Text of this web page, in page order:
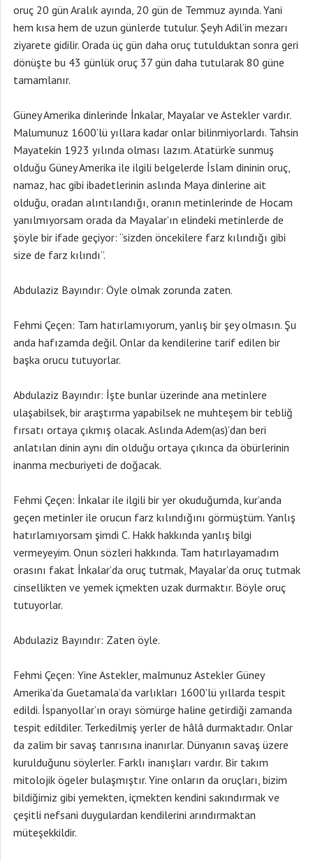
oruç 20 gün Aralık ayında, 20 gün de Temmuz ayında. Yani
hem kısa hem de uzun günlerde tutulur. Şeyh Adil’in mezarı
ziyarete gidilir. Orada üç gün daha oruç tutulduktan sonra geri
dönüşte bu 43 günlük oruç 37 gün daha tutularak 80 güne
tamamlanır.
Güney Amerika dinlerinde İnkalar, Mayalar ve Astekler vardır.
Malumunuz 1600’lü yıllara kadar onlar bilinmiyorlardı. Tahsin
Mayatekin 1923 yılında olması lazım. Atatürk’e sunmuş
olduğu Güney Amerika ile ilgili belgelerde İslam dininin oruç,
namaz, hac gibi ibadetlerinin aslında Maya dinlerine ait
olduğu, oradan alıntılandığı, oranın metinlerinde de Hocam
yanılmıyorsam orada da Mayalar’ın elindeki metinlerde de
şöyle bir ifade geçiyor: “sizden öncekilere farz kılındığı gibi
size de farz kılındı”.
Abdulaziz Bayındır: Öyle olmak zorunda zaten.
Fehmi Çeçen: Tam hatırlamıyorum, yanlış bir şey olmasın. Şu
anda hafızamda değil. Onlar da kendilerine tarif edilen bir
başka orucu tutuyorlar.
Abdulaziz Bayındır: İşte bunlar üzerinde ana metinlere
ulaşabilsek, bir araştırma yapabilsek ne muhteşem bir tebliğ
fırsatı ortaya çıkmış olacak. Aslında Adem(as)’dan beri
anlatılan dinin aynı din olduğu ortaya çıkınca da öbürlerinin
inanma mecburiyeti de doğacak.
Fehmi Çeçen: İnkalar ile ilgili bir yer okuduğumda, kur’anda
geçen metinler ile orucun farz kılındığını görmüştüm. Yanlış
hatırlamıyorsam şimdi C. Hakk hakkında yanlış bilgi
vermeyeyim. Onun sözleri hakkında. Tam hatırlayamadım
orasını fakat İnkalar’da oruç tutmak, Mayalar’da oruç tutmak
cinsellikten ve yemek içmekten uzak durmaktır. Böyle oruç
tutuyorlar.
Abdulaziz Bayındır: Zaten öyle.
Fehmi Çeçen: Yine Astekler, malmunuz Astekler Güney
Amerika’da Guetamala’da varlıkları 1600’lü yıllarda tespit
edildi. İspanyollar’ın orayı sömürge haline getirdiği zamanda
tespit edildiler. Terkedilmiş yerler de hâlâ durmaktadır. Onlar
da zalim bir savaş tanrısına inanırlar. Dünyanın savaş üzere
kurulduğunu söylerler. Farklı inanışları vardır. Bir takım
mitolojik ögeler bulaşmıştır. Yine onların da oruçları, bizim
bildiğimiz gibi yemekten, içmekten kendini sakındırmak ve
çeşitli nefsani duygulardan kendilerini arındırmaktan
müteşekkildir.